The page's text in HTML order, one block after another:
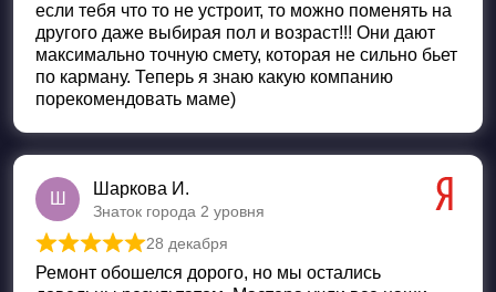
если тебя что то не устроит, то можно поменять на
другого даже выбирая пол и возраст!!! Они дают
максимально точную смету, которая не сильно бьет
по карману. Теперь я знаю какую компанию
порекомендовать маме)
Ш
Шаркова И.
Знаток города 2 уровня
Оценка из 5
28 декабря
Ремонт обошелся дорого, но мы остались